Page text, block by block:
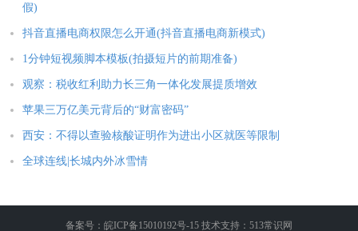
假)
抖音直播电商权限怎么开通(抖音直播电商新模式)
1分钟短视频脚本模板(拍摄短片的前期准备)
观察：税收红利助力长三角一体化发展提质增效
苹果三万亿美元背后的“财富密码”
西安：不得以查验核酸证明作为进出小区就医等限制
全球连线|长城内外冰雪情
备案号：皖ICP备15010192号-15 技术支持：513常识网